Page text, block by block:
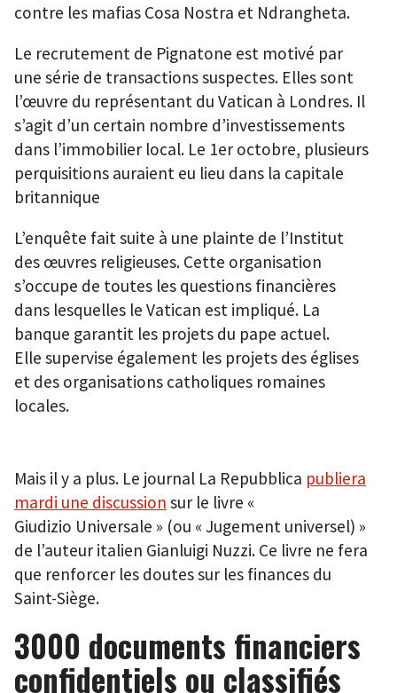
contre les mafias Cosa Nostra et Ndrangheta.
Le recrutement de Pignatone est motivé par
une série de transactions suspectes. Elles sont
l’œuvre du représentant du Vatican à Londres. Il
s’agit d’un certain nombre d’investissements
dans l’immobilier local. Le 1er octobre, plusieurs
perquisitions auraient eu lieu dans la capitale
britannique
L’enquête fait suite à une plainte de l’Institut
des œuvres religieuses. Cette organisation
s’occupe de toutes les questions financières
dans lesquelles le Vatican est impliqué. La
banque garantit les projets du pape actuel.
Elle supervise également les projets des églises
et des organisations catholiques romaines
locales.
Mais il y a plus. Le journal La Repubblica publiera
mardi une discussion sur le livre «
Giudizio Universale » (ou « Jugement universel) »
de l’auteur italien Gianluigi Nuzzi. Ce livre ne fera
que renforcer les doutes sur les finances du
Saint-Siège.
3000 documents financiers
confidentiels ou classifiés